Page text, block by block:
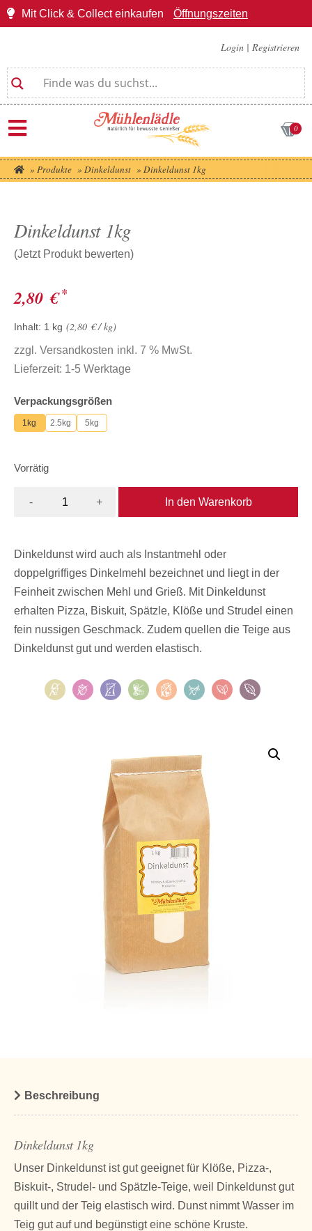
Mit Click & Collect einkaufen Öffnungszeiten
Login | Registrieren
0
» Produkte » Dinkeldunst » Dinkeldunst 1kg
Dinkeldunst 1kg
(Jetzt Produkt bewerten)
2,80 € *
Inhalt: 1 kg 2,80 €/kg
zzgl. Versandkosten inkl. 7 % MwSt.
Lieferzeit: 1-5 Werktage
Verpackungsgrößen
1kg 2.5kg 5kg
Vorrätig
- + In den Warenkorb
Dinkeldunst wird auch als Instantmehl oder
doppelgriffiges Dinkelmehl bezeichnet und liegt in der
Feinheit zwischen Mehl und Grieß. Mit Dinkeldunst
erhalten Pizza, Biskuit, Spätzle, Klöße und Strudel einen
fein nussigen Geschmack. Zudem quellen die Teige aus
Dinkeldunst gut und werden elastisch.
Beschreibung
Dinkeldunst 1kg
Unser Dinkeldunst ist gut geeignet für Klöße, Pizza-,
Biskuit-, Strudel- und Spätzle-Teige, weil Dinkeldunst gut
quillt und der Teig elastisch wird. Dunst nimmt Wasser im
Teig gut auf und begünstigt eine schöne Kruste.